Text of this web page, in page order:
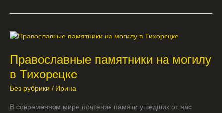
Православные памятники на могилу
в Тихорецке
Без рубрики / Ирина
В современном мире почтение памяти ушедших от нас
Православные
на
могилу
в
Тихорецке